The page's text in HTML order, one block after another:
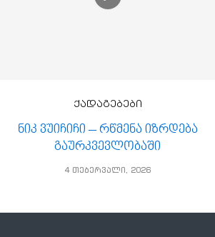
ქადაგებები
ნიკ ვუიჩიჩი – რწმენა იზრდება
გაურკვევლობაში
4 თებერვალი, 2026